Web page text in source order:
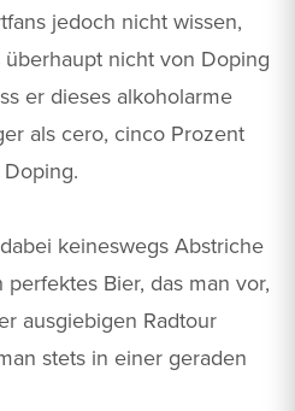
jedoch nicht wissen,
überhaupt nicht von Doping
er dieses alkoholarme
als cero, cinco Prozent
keineswegs Abstriche
Bier, das man vor,
ausgiebigen Radtour
stets in einer geraden